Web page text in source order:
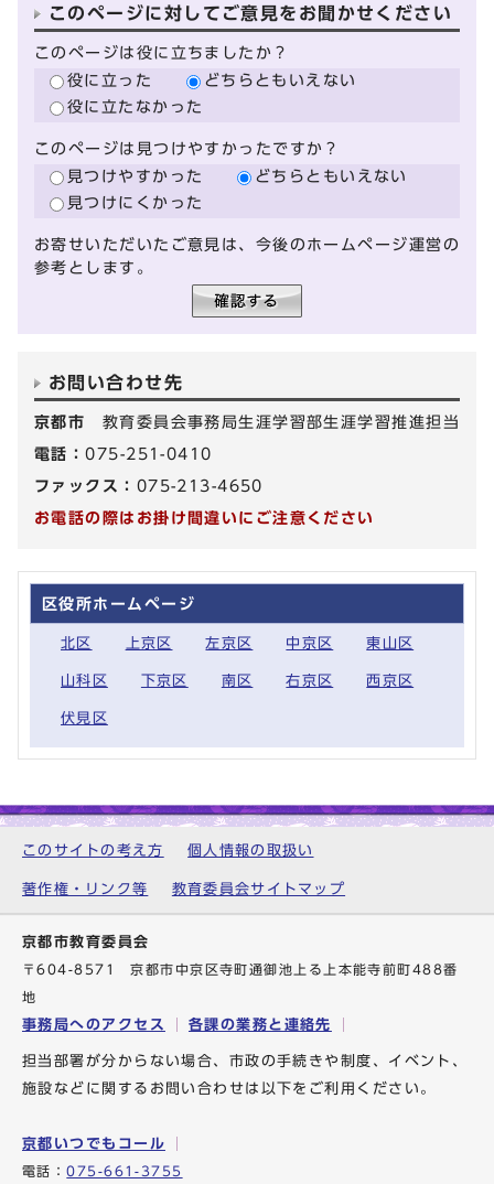
このページに対してご意見をお聞かせください
このページは役に立ちましたか？
役に立った
どちらともいえない
役に立たなかった
このページは見つけやすかったですか？
見つけやすかった
どちらともいえない
見つけにくかった
お寄せいただいたご意見は、今後のホームページ運営の
参考とします。
お問い合わせ先
京都市 教育委員会事務局生涯学習部生涯学習推進担当
電話：075-251-0410
ファックス： 075-213-4650
お電話の際はお掛け間違いにご注意ください
区役所ホームページ
北区 上京区 左京区 中京区 東山区
山科区 下京区 南区 右京区 西京区
伏見区
このサイトの考え方 個人情報の取扱い
著作権・リンク等 教育委員会サイトマップ
京都市教育委員会
〒604-8571 京都市中京区寺町通御池上る上本能寺前町488番
地
事務局へのアクセス 各課の業務と連絡先
担当部署が分からない場合、市政の手続きや制度、イベント、
施設などに関するお問い合わせは以下をご利用ください。
京都いつでもコール
電話：075-661-3755